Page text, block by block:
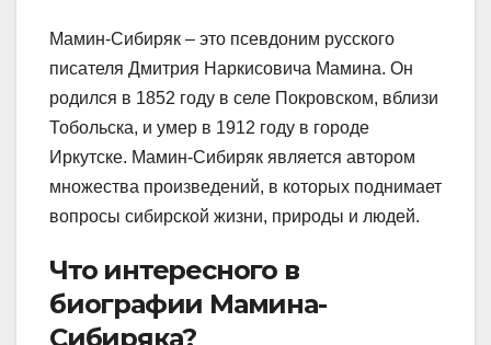
Мамин-Сибиряк – это псевдоним русского
писателя Дмитрия Наркисовича Мамина. Он
родился в 1852 году в селе Покровском, вблизи
Тобольска, и умер в 1912 году в городе
Иркутске. Мамин-Сибиряк является автором
множества произведений, в которых поднимает
вопросы сибирской жизни, природы и людей.
Что интересного в
биографии Мамина-
Сибиряка?